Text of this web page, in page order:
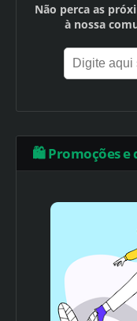
Não perca as
à nossa
🛍️ Promoções e